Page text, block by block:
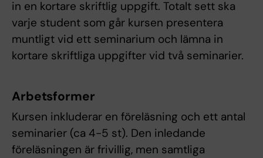
in en kortare skriftlig uppgift. Totalt sett ska
varje student som går kursen presentera
muntligt vid ett seminarium och lämna in
kortare skriftliga uppgifter vid två seminarier.
Arbetsformer
Kursen inkluderar en föreläsning och ett antal
seminarier (ca 4-5 st). Den inledande
föreläsningen är frivillig, men samtliga